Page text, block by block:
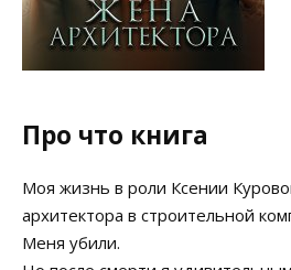
Про что книга
Моя жизнь в роли Ксении
архитектора в строительной
Меня убили.